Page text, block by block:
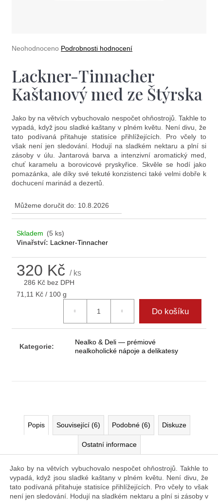
Průměrné
je
0,0
z
5
Neohodnoceno Podrobnosti hodnocení
Lackner-Tinnacher
Kaštanový med ze Štýrska
Jako by na větvích vybuchovalo nespočet ohňostrojů. Takhle to
vypadá, když jsou sladké kaštany v plném květu. Není divu, že
tato podívaná přitahuje statisíce přihlížejících. Pro včely to
však není jen sledování. Hodují na sladkém nektaru a plní si
zásoby v úlu. Jantarová barva a intenzivní aromatický med,
chuť karamelu a borovicové pryskyřice. Skvěle se hodí jako
pomazánka, ale díky své tekuté konzistenci také velmi dobře k
dochucení marinád a dezertů.
Můžeme doručit do: 10.8.2026
Skladem (5 ks)
Vinařství: Lackner-Tinnacher
320 Kč/ ks
286 Kč bez DPH
Měrná
71,11 Kč / 100 g
Do košíku
Kategorie:
Nealko & Deli — prémiové
nealkoholické nápoje a delikatesy
Popis Související (6) Podobné (6) Diskuze
Ostatní informace
Jako by na větvích vybuchovalo nespočet ohňostrojů. Takhle to
vypadá, když jsou sladké kaštany v plném květu. Není divu, že
tato podívaná přitahuje statisíce přihlížejících. Pro včely to však
není jen sledování. Hodují na sladkém nektaru a plní si zásoby v
n
a
j
í
t
?
Hledat
o